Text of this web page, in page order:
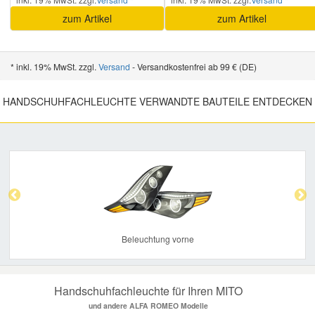
zum Artikel zum Artikel
* inkl. 19% MwSt. zzgl. Versand - Versandkostenfrei ab 99 € (DE)
HANDSCHUHFACHLEUCHTE VERWANDTE BAUTEILE ENTDECKEN
Beleuchtung vorne
Handschuhfachleuchte für Ihren MITO
und andere ALFA ROMEO Modelle
Suzuki Ersatzteile
Volvo Ersatzteile